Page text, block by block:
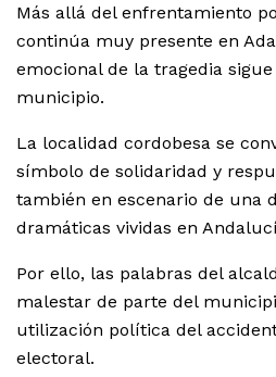
Más allá del enfrentamiento
continúa muy presente en
emocional de la tragedia
municipio.
La localidad cordobesa se
símbolo de solidaridad y
también en escenario de una
dramáticas vividas en
Por ello, las palabras del
malestar de parte del
utilización política del
electoral.